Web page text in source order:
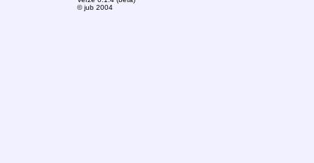
© jub 2004